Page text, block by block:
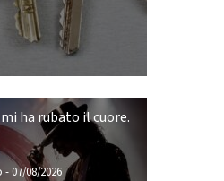
ha rubato il cuore.
-07/08/2026